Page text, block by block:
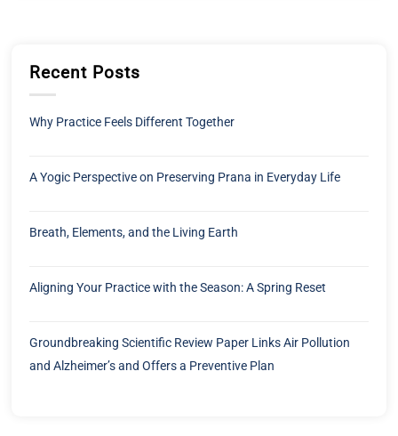
Recent Posts
Why Practice Feels Different Together
A Yogic Perspective on Preserving Prana in Everyday Life
Breath, Elements, and the Living Earth
Aligning Your Practice with the Season: A Spring Reset
Groundbreaking Scientific Review Paper Links Air Pollution
and Alzheimer’s and Offers a Preventive Plan